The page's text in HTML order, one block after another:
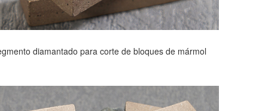
diamantado para corte de bloques de mármol